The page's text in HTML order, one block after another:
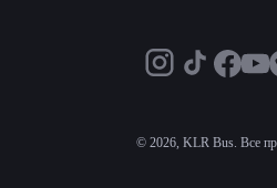
© 2026, KLR Bus. Все